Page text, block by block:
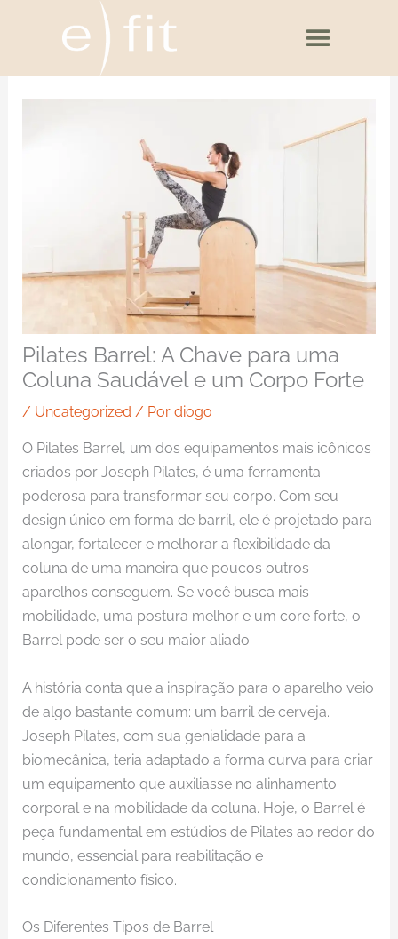
Pilates Barrel: A Chave para uma
Coluna Saudável e um Corpo Forte
/ Uncategorized / Pordiogo
O Pilates Barrel, um dos equipamentos mais icônicos
criados por Joseph Pilates, é uma ferramenta
poderosa para transformar seu corpo. Com seu
design único em forma de barril, ele é projetado para
alongar, fortalecer e melhorar a flexibilidade da
coluna de uma maneira que poucos outros
aparelhos conseguem. Se você busca mais
mobilidade, uma postura melhor e um core forte, o
Barrel pode ser o seu maior aliado.
A história conta que a inspiração para o aparelho veio
de algo bastante comum: um barril de cerveja.
Joseph Pilates, com sua genialidade para a
biomecânica, teria adaptado a forma curva para criar
um equipamento que auxiliasse no alinhamento
corporal e na mobilidade da coluna. Hoje, o Barrel é
peça fundamental em estúdios de Pilates ao redor do
mundo, essencial para reabilitação e
condicionamento físico.
Os Diferentes Tipos de Barrel